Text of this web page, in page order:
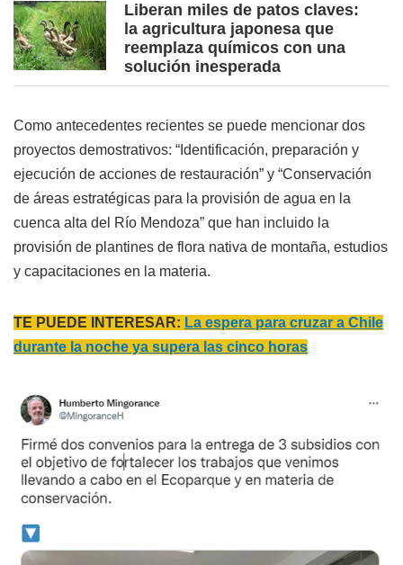
Liberan miles de patos claves:
la agricultura japonesa que
reemplaza químicos con una
solución inesperada
Como antecedentes recientes se puede mencionar dos
proyectos demostrativos: “Identificación, preparación y
ejecución de acciones de restauración” y “Conservación
de áreas estratégicas para la provisión de agua en la
cuenca alta del Río Mendoza” que han incluido la
provisión de plantines de flora nativa de montaña, estudios
y capacitaciones en la materia.
TE PUEDE INTERESAR: La espera para cruzar a Chile
durante la noche ya supera las cinco horas